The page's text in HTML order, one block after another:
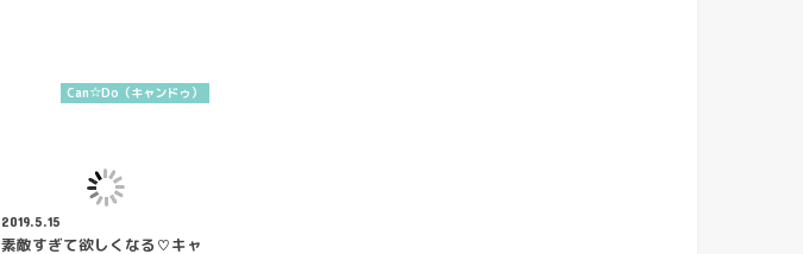
Can☆Do（キャンドゥ）
2019.5.15
素敵すぎて欲しくなる♡キャ